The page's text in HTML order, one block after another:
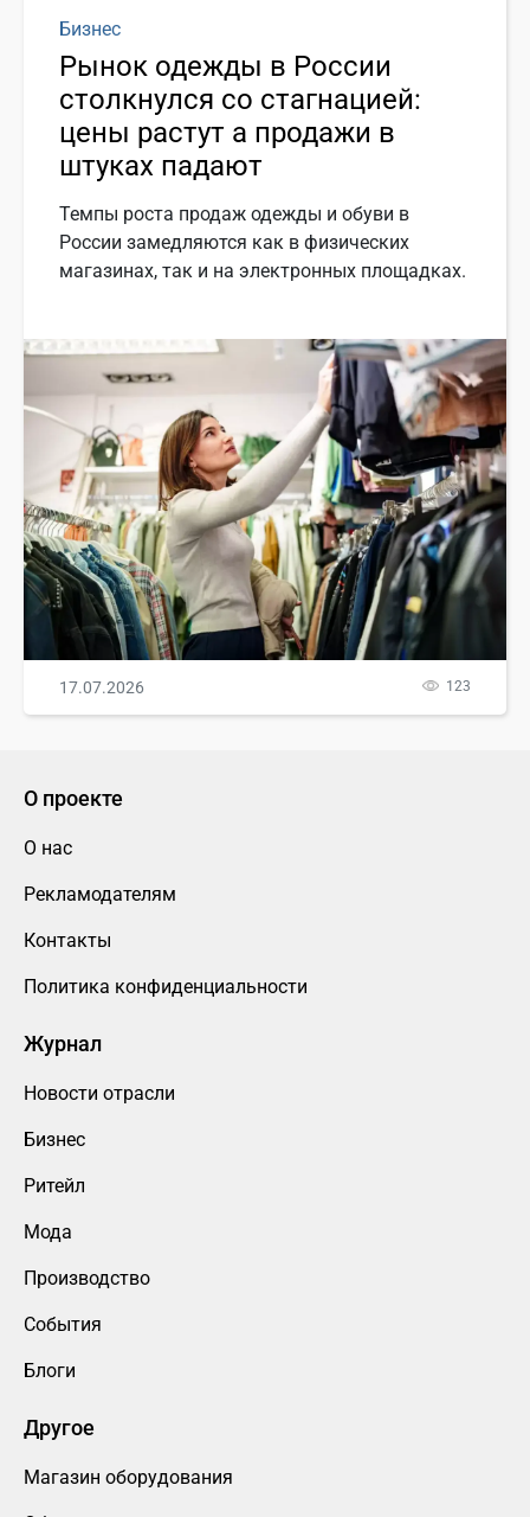
Бизнес
Рынок одежды в России
столкнулся со стагнацией:
цены растут а продажи в
штуках падают
Темпы роста продаж одежды и обуви в
России замедляются как в физических
магазинах, так и на электронных площадках.
17.07.2026 123
О проекте
О нас
Рекламодателям
Контакты
Политика конфиденциальности
Журнал
Новости отрасли
Бизнес
Ритейл
Мода
Производство
События
Блоги
Другое
Магазин оборудования